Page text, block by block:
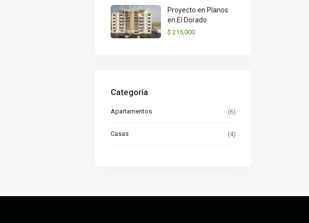
Proyecto en Planos
en El Dorado
$ 215,000
Categoría
Apartamentos (6)
Casas (4)